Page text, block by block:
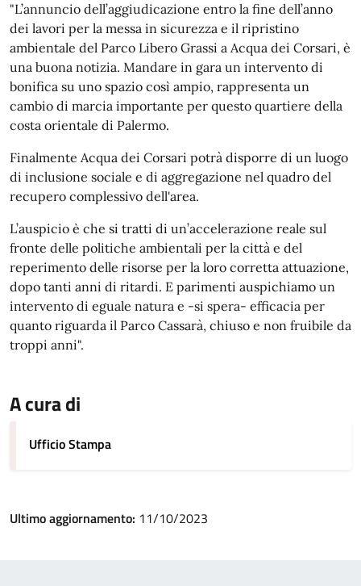
"L’annuncio dell’aggiudicazione entro la fine dell’anno
dei lavori per la messa in sicurezza e il ripristino
ambientale del Parco Libero Grassi a Acqua dei Corsari, è
una buona notizia. Mandare in gara un intervento di
bonifica su uno spazio così ampio, rappresenta un
cambio di marcia importante per questo quartiere della
costa orientale di Palermo.
Finalmente Acqua dei Corsari potrà disporre di un luogo
di inclusione sociale e di aggregazione nel quadro del
recupero complessivo dell'area.
L’auspicio è che si tratti di un’accelerazione reale sul
fronte delle politiche ambientali per la città e del
reperimento delle risorse per la loro corretta attuazione,
dopo tanti anni di ritardi. E parimenti auspichiamo un
intervento di eguale natura e -si spera- efficacia per
quanto riguarda il Parco Cassarà, chiuso e non fruibile da
troppi anni".
A cura di
Ufficio Stampa
Ultimo aggiornamento: 11/10/2023